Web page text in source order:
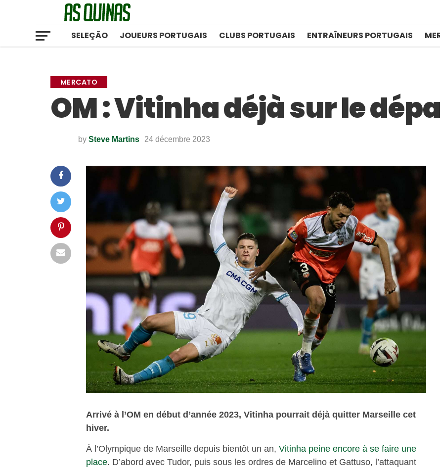
SELEÇÃO JOUEURS PORTUGAIS CLUBS PORTUGAIS ENTRAÎNEURS PORTUGAIS
MERCATO
OM : Vitinha déjà sur le
by Steve Martins 24 décembre 2023
Arrivé à l’OM en début d’année 2023, Vitinha pourrait déjà quitter Marseille cet
hiver.
À l’Olympique de Marseille depuis bientôt un an, Vitinha peine encore à se faire une
place. D’abord avec Tudor, puis sous les ordres de Marcelino et Gattuso, l’attaquant